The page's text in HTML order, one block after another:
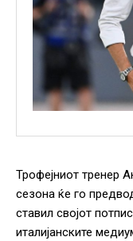
Трофејниот тренер
сезона ќе го
ставил својот
италијанските